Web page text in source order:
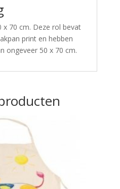
x 70 cm. Deze rol bevat
print en hebben
ongeveer 50 x 70 cm.